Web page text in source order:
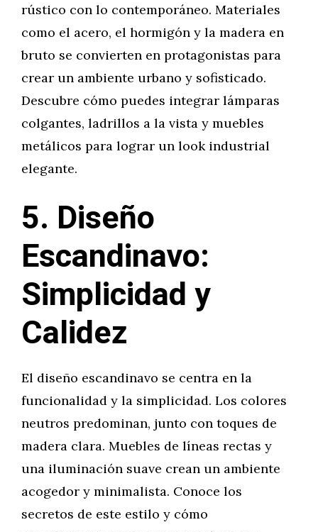
rústico con lo contemporáneo. Materiales
como el acero, el hormigón y la madera en
bruto se convierten en protagonistas para
crear un ambiente urbano y sofisticado.
Descubre cómo puedes integrar lámparas
colgantes, ladrillos a la vista y muebles
metálicos para lograr un look industrial
elegante.
5. Diseño
Escandinavo:
Simplicidad y
Calidez
El diseño escandinavo se centra en la
funcionalidad y la simplicidad. Los colores
neutros predominan, junto con toques de
madera clara. Muebles de líneas rectas y
una iluminación suave crean un ambiente
acogedor y minimalista. Conoce los
secretos de este estilo y cómo